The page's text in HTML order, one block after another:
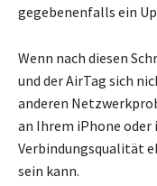
gegebenenfalls ein
Wenn nach diesen
und der AirTag sich
anderen
an Ihrem iPhone oder
Verbindungsqualität
sein kann.